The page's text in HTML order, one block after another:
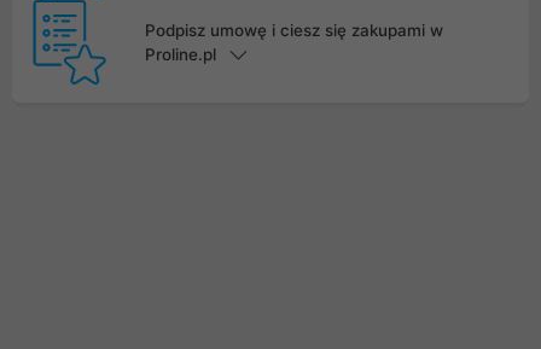
Podpisz umowę i ciesz się zakupami w
Proline.pl